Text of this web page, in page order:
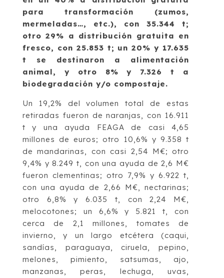
para transformación (zumos,
mermeladas…, etc.), con 35.344 t;
otro 29% a distribución gratuita en
fresco, con 25.853 t; un 20% y 17.635
t se destinaron a alimentación
animal, y otro 8% y 7.326 t a
biodegradación y/o compostaje.
Un 19,2% del volumen total de estas
retiradas fueron de naranjas, con 16.911
t y una ayuda FEAGA de casi 4,65
millones de euros; otro 10,6% y 9.358 t
de mandarinas, con casi 2,54 M€; otro
9,4% y 8.249 t, con una ayuda de 2,6 M€
fueron clementinas; otro 7,9% y 6.922 t,
con una ayuda de 2,66 M€, nectarinas;
otro 6,8% y 6.035 t, con 2,24 M€,
melocotones; un 6,6% y 5.821 t, con
cerca de 2,1 millones, tomates de
invierno, y un largo etcétera (caqui,
sandías, paraguaya, ciruela, pepino,
melones, pimiento, satsumas, ajo,
manzanas, peras, lechuga, uvas,